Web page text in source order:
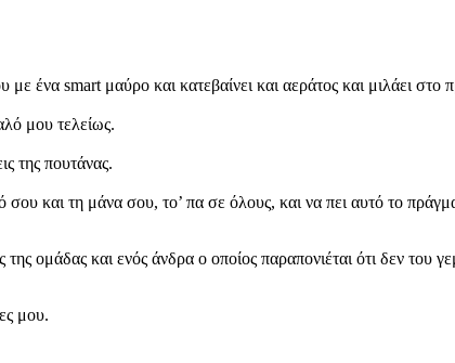
smart μαύρο και κατεβαίνει και αεράτος και μιλάει στο
μου τελείως.
της πουτάνας.
και τη μάνα σου, το’ πα σε όλους, και να πει αυτό το
ομάδας και ενός άνδρα ο οποίος παραπονιέται ότι δεν του
μου.